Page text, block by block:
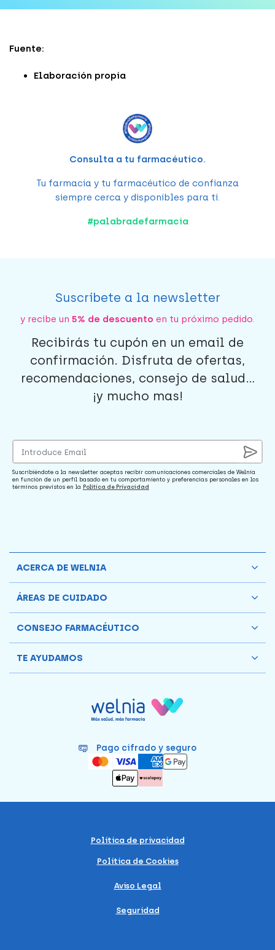
Fuente:
Elaboración propia
Consulta a tu farmacéutico.
Tu farmacia y tu farmacéutico de confianza
siempre cerca y disponibles para ti.
#palabradefarmacia
Suscríbete a la newsletter
y recibe un 5% de descuento en tu próximo pedido.
Recibirás tu cupón en un email de
confirmación. Disfruta de ofertas,
recomendaciones, consejo de salud...
¡y mucho mas!
Suscribiéndote a la newsletter aceptas recibir comunicaciones comerciales de Welnia
en función de un perfil basado en tu comportamiento y preferencias personales en los
términos previstos en la Política de Privacidad
Pago cifrado y seguro
ACERCA DE WELNIA
ÁREAS DE CUIDADO
CONSEJO FARMACÉUTICO
TE AYUDAMOS
Política de privacidad
Política de Cookies
Aviso Legal
Seguridad